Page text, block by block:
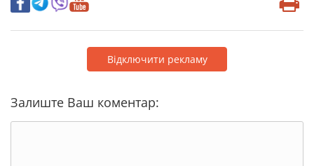
Відключити рекламу
Залиште Ваш коментар: